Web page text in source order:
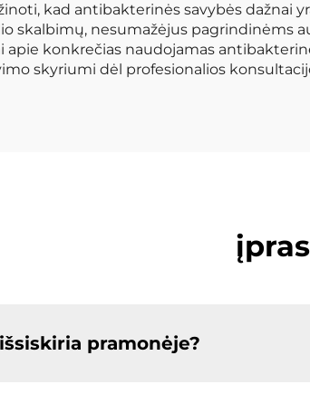
kad antibakterinės savybės
skalbimų, nesumažėjus pagrindinėms
apie konkrečias naudojamas
skyriumi dėl profesionalios
pramonėje?